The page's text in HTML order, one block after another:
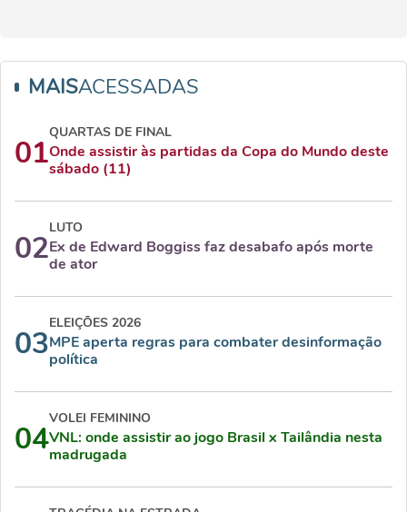
MAISACESSADAS
01
QUARTAS DE FINAL
Onde assistir às partidas da Copa do Mundo deste
sábado (11)
02
LUTO
Ex de Edward Boggiss faz desabafo após morte
de ator
03
ELEIÇÕES 2026
MPE aperta regras para combater desinformação
política
04
VOLEI FEMININO
VNL: onde assistir ao jogo Brasil x Tailândia nesta
madrugada